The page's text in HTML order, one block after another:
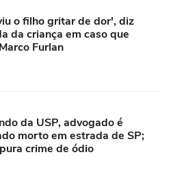
o filho gritar de dor', diz
da criança em caso que
Furlan
da USP, advogado é
morto em estrada de SP;
crime de ódio